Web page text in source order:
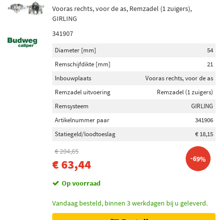
Vooras rechts, voor de as, Remzadel (1 zuigers),
GIRLING
341907
Diameter [mm]
54
Remschijfdikte [mm]
21
Inbouwplaats
Vooras rechts, voor de as
Remzadel uitvoering
Remzadel (1 zuigers)
Remsysteem
GIRLING
Artikelnummer paar
341906
Statiegeld/loodtoeslag
€ 18,15
€ 204,65
€ 63,44 -69%
Op voorraad
Vandaag besteld, binnen 3 werkdagen bij u geleverd.